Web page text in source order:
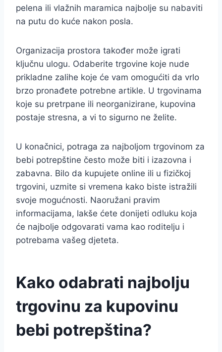
pelena ili vlažnih maramica najbolje su nabaviti
na putu do kuće nakon posla.
Organizacija prostora također može igrati
ključnu ulogu. Odaberite trgovine koje nude
prikladne zalihe koje će vam omogućiti da vrlo
brzo pronađete potrebne artikle. U trgovinama
koje su pretrpane ili neorganizirane, kupovina
postaje stresna, a vi to sigurno ne želite.
U konačnici, potraga za najboljom trgovinom za
bebi potrepštine često može biti i izazovna i
zabavna. Bilo da kupujete online ili u fizičkoj
trgovini, uzmite si vremena kako biste istražili
svoje mogućnosti. Naoružani pravim
informacijama, lakše ćete donijeti odluku koja
će najbolje odgovarati vama kao roditelju i
potrebama vašeg djeteta.
Kako odabrati najbolju
trgovinu za kupovinu
bebi potrepština?